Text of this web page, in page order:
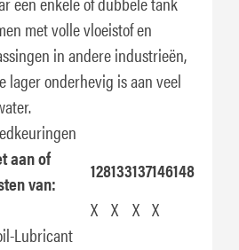
met volle vloeistof en
in andere industrieën,
lager onderhevig is aan veel
aan of
van:
128133137146148
X X X X
Lubricant